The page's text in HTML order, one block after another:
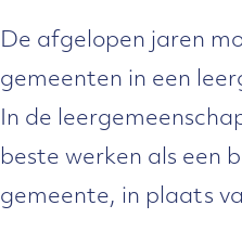
De afgelopen jaren
gemeenten in een
In de
beste werken als een
gemeente, in plaats